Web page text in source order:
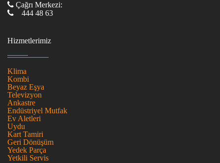
Çağrı Merkezi:
444 48 63
Hizmetlerimiz
Klima
Kombi
Beyaz Eşya
Televizyon
Ankastre
Endüstriyel Mutfak
Ev Aletleri
Uydu
Kart Tamiri
Geri Dönüşüm
Yedek Parça
Yetkili Servis